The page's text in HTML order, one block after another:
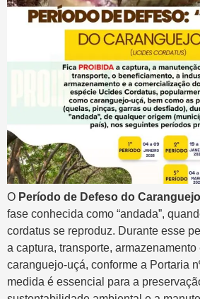
O Período de Defeso do
fase conhecida como “andada”,
cordatus se reproduz. Durante esse
a captura, transporte,
caranguejo-uçá, conforme a Portaria
medida é essencial para a